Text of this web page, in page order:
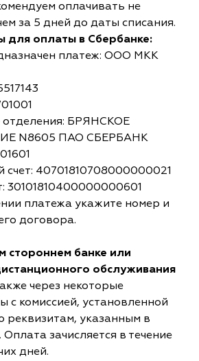
оплачивать не
за 5 дней до даты списания.
для оплаты в Сбербанке:
платеж: ООО МКК
отделения: БРЯНСКОЕ
N8605 ПАО СБЕРБАНК
счет: 40701810708000000021
30101810400000000601
платежа укажите номер и
договора.
стороннем банке или
обслуживания
через некоторые
с комиссией, установленной
реквизитам, указанным в
зачисляется в течение
дней.